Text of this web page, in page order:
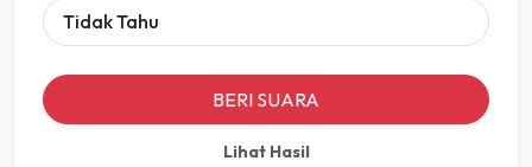
Tidak Tahu
BERI SUARA
Lihat Hasil